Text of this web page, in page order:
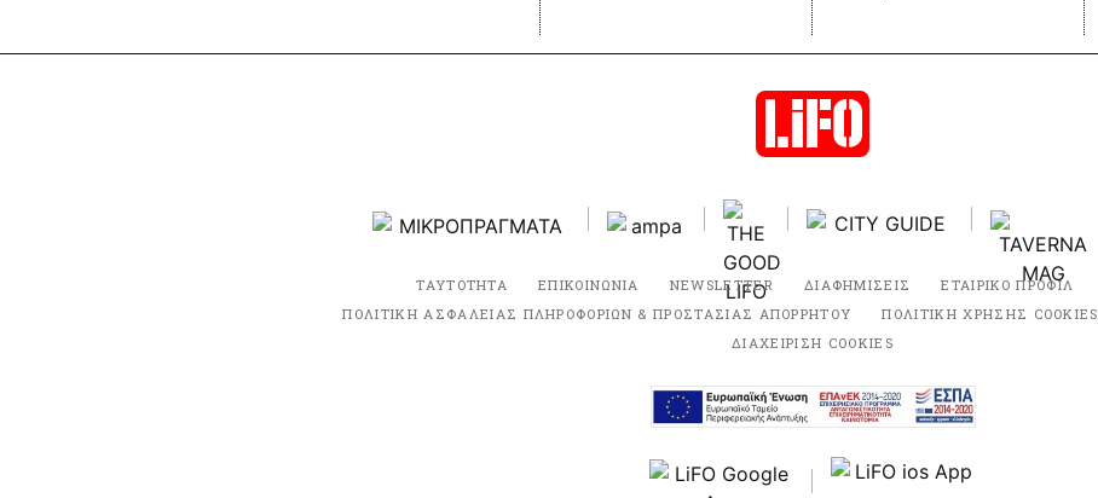
ΤΑΥΤΟΤΗΤΑ ΕΠΙΚΟΙΝΩΝΙΑ NEWSLETTER ΔΙΑΦΗΜΙΣΕΙΣ ΕΤΑΙΡΙΚΟ ΠΡΟΦΙΛ
ΠΟΛΙΤΙΚΗ ΑΣΦΑΛΕΙΑΣ ΠΛΗΡΟΦΟΡΙΩΝ & ΠΡΟΣΤΑΣΙΑΣ ΑΠΟΡΡΗΤΟΥ
ΠΟΛΙΤΙΚΗ ΧΡΗΣΗΣ COOKIES
ΔΙΑΧΕΙΡΙΣΗ COOKIES